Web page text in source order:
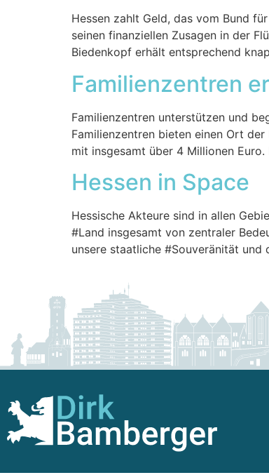
Hessen zahlt Geld, das vom Bund
seinen finanziellen Zusagen in der
Biedenkopf erhält entsprechend
Familienzentren
Familienzentren unterstützen und
Familienzentren bieten einen Ort
mit insgesamt über 4 Millionen
Hessen in Space
Hessische Akteure sind in allen
#Land insgesamt von zentraler
unsere staatliche #Souveränität